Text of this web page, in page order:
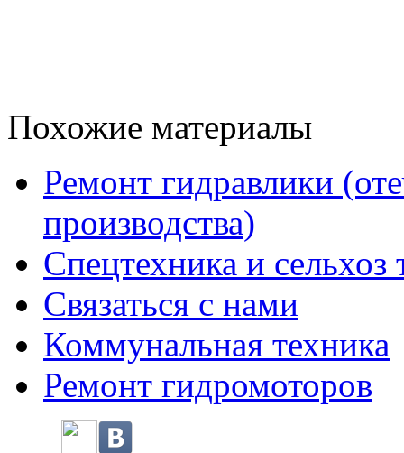
Похожие материалы
Ремонт гидравлики
производства)
Спецтехника и сельхоз
Связаться с нами
Коммунальная техника
Ремонт гидромоторов